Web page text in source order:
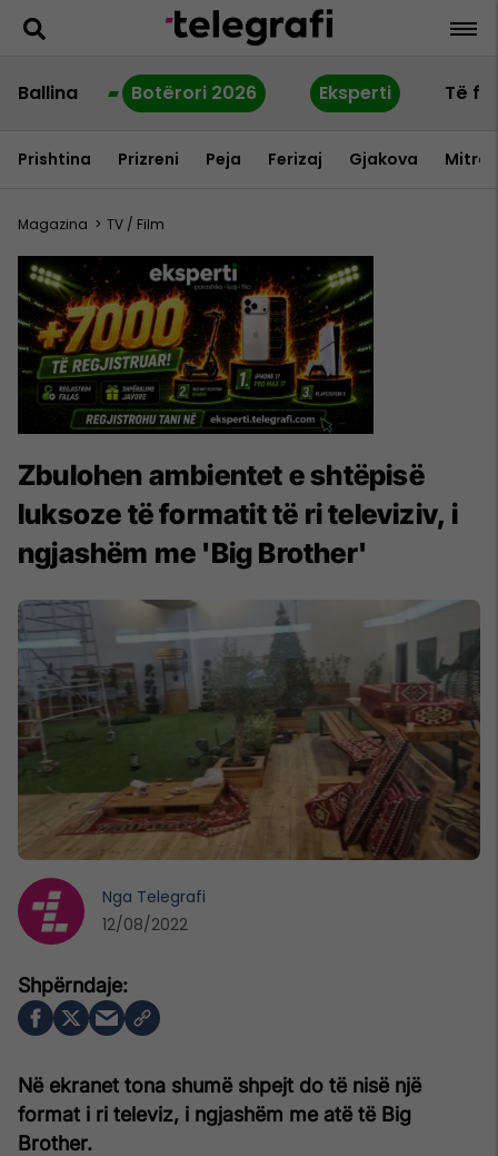
Ballina Botërori 2026 Eksperti Të
Prishtina Prizreni Peja Ferizaj Gjakova
Magazina > TV / Film
Zbulohen ambientet e shtëpisë
luksoze të formatit të ri televiziv, i
ngjashëm me 'Big Brother'
Në ekranet tona shumë shpejt do të nisë një
format i ri televiz, i ngjashëm me atë të Big
Brother.
Nga Telegrafi
12/08/2022